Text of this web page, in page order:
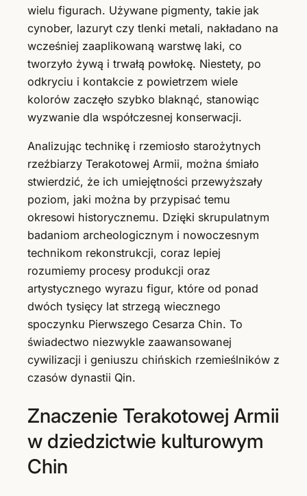
wielu figurach. Używane pigmenty, takie jak
cynober, lazuryt czy tlenki metali, nakładano na
wcześniej zaaplikowaną warstwę laki, co
tworzyło żywą i trwałą powłokę. Niestety, po
odkryciu i kontakcie z powietrzem wiele
kolorów zaczęło szybko blaknąć, stanowiąc
wyzwanie dla współczesnej konserwacji.
Analizując technikę i rzemiosło starożytnych
rzeźbiarzy Terakotowej Armii, można śmiało
stwierdzić, że ich umiejętności przewyższały
poziom, jaki można by przypisać temu
okresowi historycznemu. Dzięki skrupulatnym
badaniom archeologicznym i nowoczesnym
technikom rekonstrukcji, coraz lepiej
rozumiemy procesy produkcji oraz
artystycznego wyrazu figur, które od ponad
dwóch tysięcy lat strzegą wiecznego
spoczynku Pierwszego Cesarza Chin. To
świadectwo niezwykle zaawansowanej
cywilizacji i geniuszu chińskich rzemieślników z
czasów dynastii Qin.
Znaczenie Terakotowej Armii
w dziedzictwie kulturowym
Chin